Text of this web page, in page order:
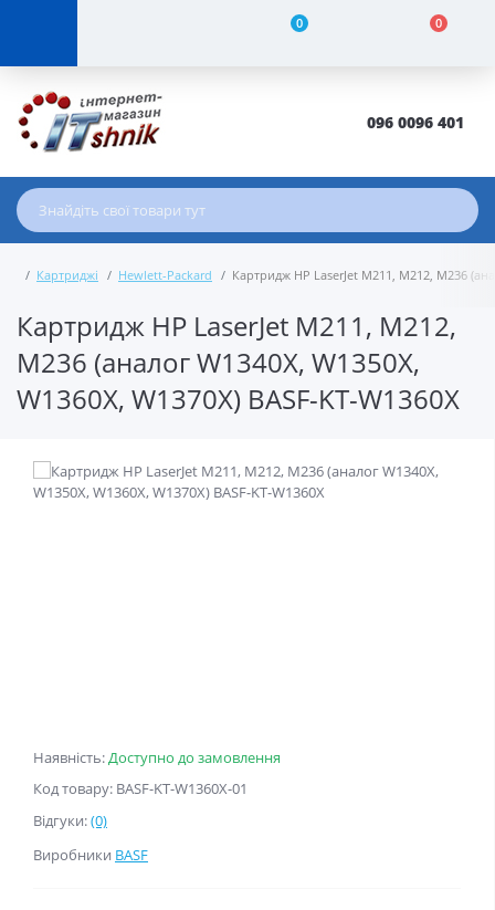
0 0
096 0096 401
Картриджі Hewlett-Packard Картридж HP LaserJet M211, M212, M236
Картридж HP LaserJet M211, M212,
M236 (аналог W1340X, W1350X,
W1360X, W1370X) BASF-KT-W1360X
Наявність:Доступно до замовлення
Код товару: BASF-KT-W1360X-01
Відгуки:(0)
Виробники BASF